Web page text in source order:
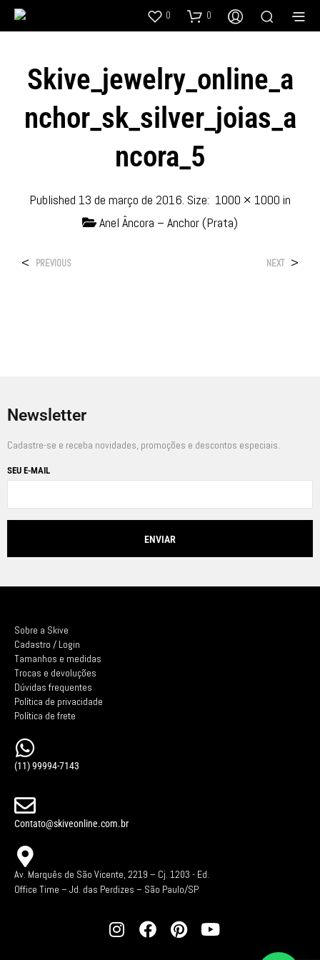
0 0
Skive_jewelry_online_a
Nchor_sk_silver_joias_a
Ncora_5
Published 13 de março de 2016. Size: 1000 × 1000 in
Anel Âncora – Anchor (Prata)
< PREVIOUS NEXT >
Newsletter
Cadastre-se e receba novidades, promoções e descontos especiais.
SEU E-MAIL
Sobre a Skive
Cadastro / Login
Tamanhos e medidas
Trocas e devoluções
Dúvidas frequentes
Política de privacidade
Política de frete
(11) 99994-7143
Contato@skiveonline.com.br
Av. Marquês de São Vicente, 2219 – Cj. 1203 - Ed.
Office Time – Jd. das Perdizes – São Paulo/SP